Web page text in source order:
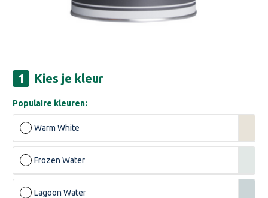
Kies je kleur
Populaire kleuren:
Warm White
Frozen Water
Lagoon Water